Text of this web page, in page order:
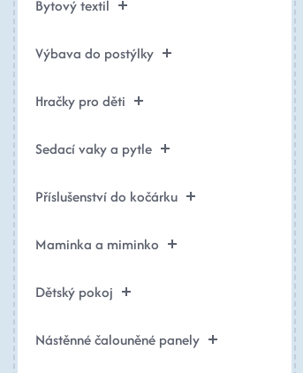
Bytový textil
Výbava do postýlky
Hračky pro děti
Sedací vaky a pytle
Příslušenství do kočárku
Maminka a miminko
Dětský pokoj
Nástěnné čalouněné panely